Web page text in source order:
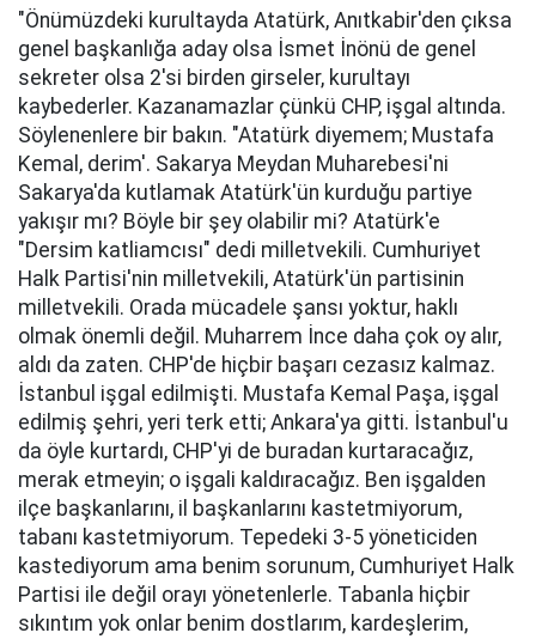
"Önümüzdeki kurultayda Atatürk, Anıtkabir'den çıksa
genel başkanlığa aday olsa İsmet İnönü de genel
sekreter olsa 2'si birden girseler, kurultayı
kaybederler. Kazanamazlar çünkü CHP, işgal altında.
Söylenenlere bir bakın. "Atatürk diyemem; Mustafa
Kemal, derim'. Sakarya Meydan Muharebesi'ni
Sakarya'da kutlamak Atatürk'ün kurduğu partiye
yakışır mı? Böyle bir şey olabilir mi? Atatürk'e
"Dersim katliamcısı" dedi milletvekili. Cumhuriyet
Halk Partisi'nin milletvekili, Atatürk'ün partisinin
milletvekili. Orada mücadele şansı yoktur, haklı
olmak önemli değil. Muharrem İnce daha çok oy alır,
aldı da zaten. CHP'de hiçbir başarı cezasız kalmaz.
İstanbul işgal edilmişti. Mustafa Kemal Paşa, işgal
edilmiş şehri, yeri terk etti; Ankara'ya gitti. İstanbul'u
da öyle kurtardı, CHP'yi de buradan kurtaracağız,
merak etmeyin; o işgali kaldıracağız. Ben işgalden
ilçe başkanlarını, il başkanlarını kastetmiyorum,
tabanı kastetmiyorum. Tepedeki 3-5 yöneticiden
kastediyorum ama benim sorunum, Cumhuriyet Halk
Partisi ile değil orayı yönetenlerle. Tabanla hiçbir
sıkıntım yok onlar benim dostlarım, kardeşlerim,